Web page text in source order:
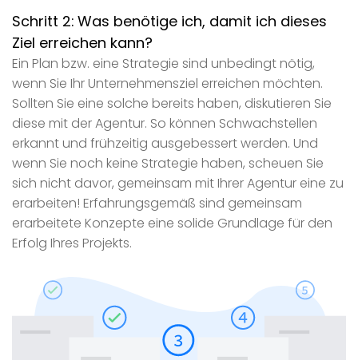
Schritt 2: Was benötige ich, damit ich dieses
Ziel erreichen kann?
Ein Plan bzw. eine Strategie sind unbedingt nötig,
wenn Sie Ihr Unternehmensziel erreichen möchten.
Sollten Sie eine solche bereits haben, diskutieren Sie
diese mit der Agentur. So können Schwachstellen
erkannt und frühzeitig ausgebessert werden. Und
wenn Sie noch keine Strategie haben, scheuen Sie
sich nicht davor, gemeinsam mit Ihrer Agentur eine zu
erarbeiten! Erfahrungsgemäß sind gemeinsam
erarbeitete Konzepte eine solide Grundlage für den
Erfolg Ihres Projekts.